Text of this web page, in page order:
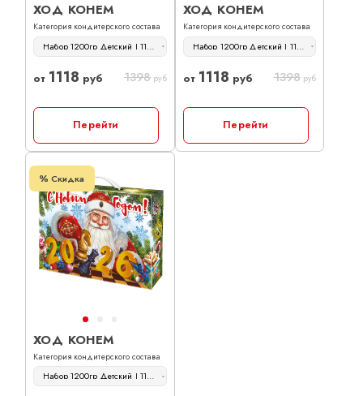
ХОД КОНЕМ
Категория кондитерского состава
Набор 1200гр Детский | 1118 руб
от 1118 руб 1398 руб
Перейти
ХОД КОНЕМ
Категория кондитерского состава
Набор 1200гр Детский | 1118 руб
от 1118 руб 1398 руб
Перейти
Скидка
ХОД КОНЕМ
Категория кондитерского состава
Набор 1200гр Детский | 1118 руб